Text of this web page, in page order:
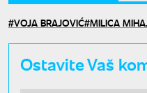
VOJA BRAJOVIĆ MILICA
Ostavite Vaš